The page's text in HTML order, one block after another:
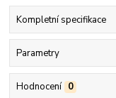
Kompletní specifikace
Parametry
Hodnocení 0